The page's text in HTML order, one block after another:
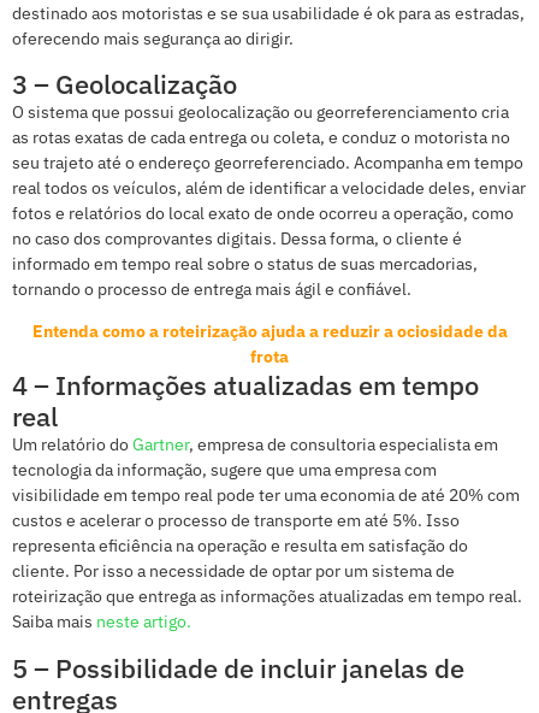
destinado aos motoristas e se sua usabilidade é ok para as estradas,
oferecendo mais segurança ao dirigir.
3 – Geolocalização
O sistema que possui geolocalização ou georreferenciamento cria
as rotas exatas de cada entrega ou coleta, e conduz o motorista no
seu trajeto até o endereço georreferenciado. Acompanha em tempo
real todos os veículos, além de identificar a velocidade deles, enviar
fotos e relatórios do local exato de onde ocorreu a operação, como
no caso dos comprovantes digitais. Dessa forma, o cliente é
informado em tempo real sobre o status de suas mercadorias,
tornando o processo de entrega mais ágil e confiável.
Entenda como a roteirização ajuda a reduzir a ociosidade da
frota
4 – Informações atualizadas em tempo
real
Um relatório doGartner, empresa de consultoria especialista em
tecnologia da informação, sugere que uma empresa com
visibilidade em tempo real pode ter uma economia de até 20% com
custos e acelerar o processo de transporte em até 5%. Isso
representa eficiência na operação e resulta em satisfação do
cliente. Por isso a necessidade de optar por um sistema de
roteirização que entrega as informações atualizadas em tempo real.
Saiba mais neste artigo.
5 – Possibilidade de incluir janelas de
entregas